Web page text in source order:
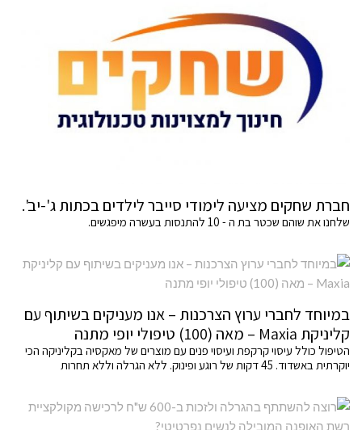
חברת שחקים מציעה לימודי סייבר לילדים בכתות ג'-יב'.
שלחנו את שוהם שכטר בת ה - 10 להתנסות בעשרה מיפגשים.
במיוחד לחברי ערוץ הצרכנות – אנו מעניקים בשיתוף עם
קליניקת Maxia – מאה (100) טיפולי יופי מתנה
הטיפול כולל עיסוי קרקפת ועיסוי פנים עם מוצרים של מאקסיה בקליניקה הכי
יוקרתית באשדוד. 45 דקות של רוגע ופינוק. ללא הגרלה וללא תחרות